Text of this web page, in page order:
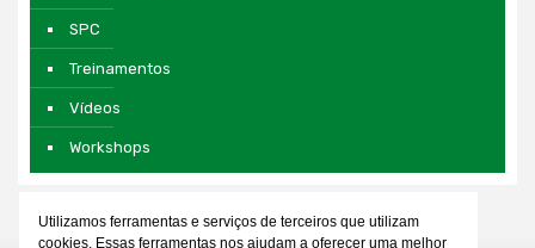
SPC
Treinamentos
Vídeos
Workshops
Utilizamos ferramentas e serviços de terceiros que utilizam
cookies. Essas ferramentas nos ajudam a oferecer uma melhor